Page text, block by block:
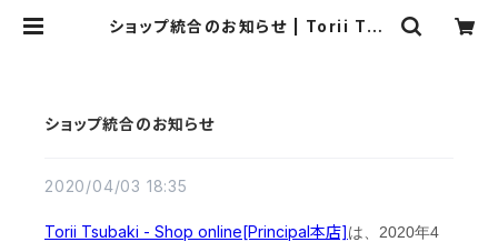
ショップ統合のお知らせ | Torii Tsu
ショップ統合のお知らせ
2020/04/03 18:35
Torii Tsubaki - Shop online[Principal本店]は、2020年4